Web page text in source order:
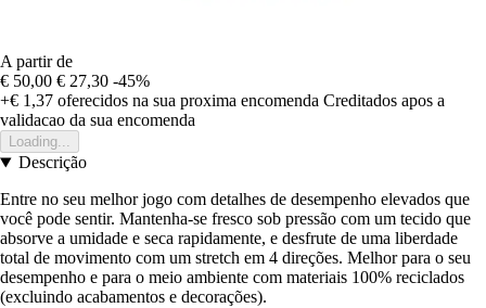
A partir de
€ 50,00 € 27,30 -45%
+€ 1,37 oferecidos na sua proxima encomenda Creditados apos a
validacao da sua encomenda
Loading...
Descrição
Entre no seu melhor jogo com detalhes de desempenho elevados que
você pode sentir. Mantenha-se fresco sob pressão com um tecido que
absorve a umidade e seca rapidamente, e desfrute de uma liberdade
total de movimento com um stretch em 4 direções. Melhor para o seu
desempenho e para o meio ambiente com materiais 100% reciclados
(excluindo acabamentos e decorações).